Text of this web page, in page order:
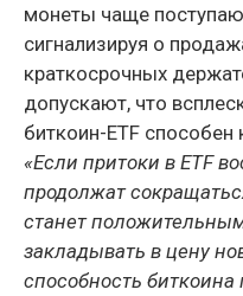
монеты чаще
сигнализируя о
краткосрочных
допускают, что
биткоин-ETF
«Если притоки в ETF
продолжат
станет
закладывать в цену
способность